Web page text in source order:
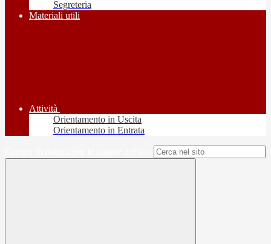
Segreteria
Materiali utili
Attività
Orientamento in Uscita
Orientamento in Entrata